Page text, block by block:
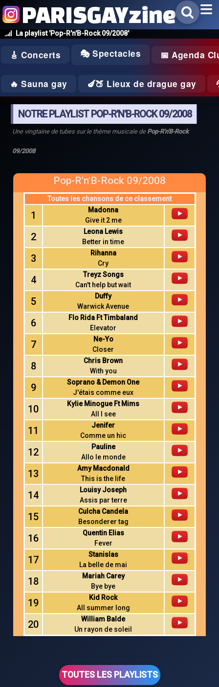
La playlist 'Pop-R'n'B-Rock 09/2008'
PARISGAYzine
🎸 Concerts 🎭 Spectacles 📅 Agenda
🔥 Sauna gay 🍆🍑 Lieux de drague gay
NOTRE PLAYLIST POP-R'N'B-ROCK 09/2008
Une vingtaine de tubes sur le thème musicale de Pop-R'n'B-Rock
09/2008
Pop-R'n'B-Rock 09/2008
Toutes les chansons de ce classement
1
Madonna
Give it 2 me
2
Leona Lewis
Better in time
3
Rihanna
Cry
4
Treyz Songs
Can't help but wait
5
Duffy
Warwick Avenue
6
Flo Rida Ft Timbaland
Elevator
7
Ne-Yo
Closer
8
Chris Brown
With you
9
Soprano & Demon One
J'étais comme eux
10
Kylie Minogue Ft Mims
All I see
11
Jenifer
Comme un hic
12
Pauline
Allo le monde
13
Amy Macdonald
This is the life
14
Louisy Joseph
Assis par terre
15
Culcha Candela
Besonderer tag
16
Quentin Elias
Fever
17
Stanislas
La belle de mai
18
Mariah Carey
Bye bye
19
Kid Rock
All summer long
20
William Balde
Un rayon de soleil
TOUTES LES PLAYLISTS